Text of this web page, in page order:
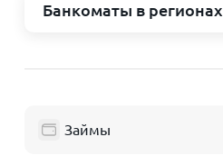
Банкоматы в регионах
Балашиха
Займы